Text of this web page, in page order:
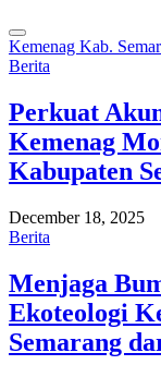
Kemenag Kab.
Berita
Perkuat
Kemenag
Kabupaten
December 18, 2025
Berita
Menjaga
Ekoteologi
Semarang